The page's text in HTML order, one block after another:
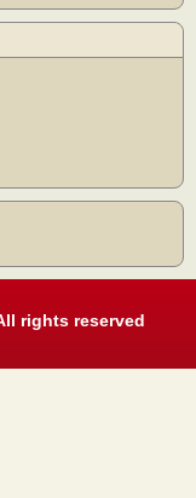
rights reserved